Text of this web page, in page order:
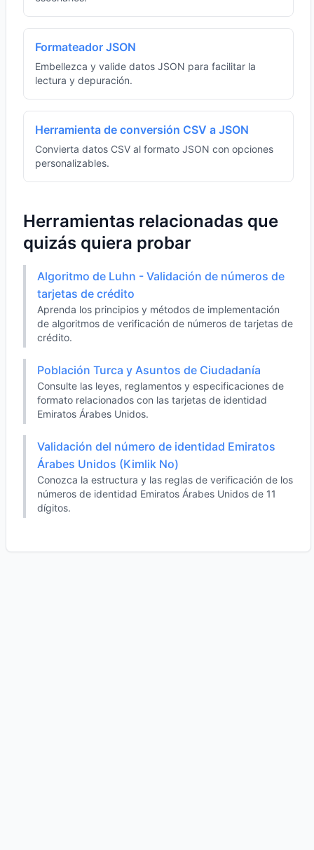
Formateador JSON
Embellezca y valide datos JSON para facilitar la
lectura y depuración.
Herramienta de conversión CSV a JSON
Convierta datos CSV al formato JSON con opciones
personalizables.
Herramientas relacionadas que
quizás quiera probar
Algoritmo de Luhn - Validación de números de
tarjetas de crédito
Aprenda los principios y métodos de implementación
de algoritmos de verificación de números de tarjetas de
crédito.
Población Turca y Asuntos de Ciudadanía
Consulte las leyes, reglamentos y especificaciones de
formato relacionados con las tarjetas de identidad
Emiratos Árabes Unidos.
Validación del número de identidad Emiratos
Árabes Unidos (Kimlik No)
Conozca la estructura y las reglas de verificación de los
números de identidad Emiratos Árabes Unidos de 11
dígitos.